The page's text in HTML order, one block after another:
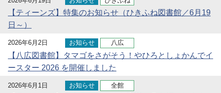
【ティーンズ】特集のお知らせ（ひきふね図書館／6月19
日～）
2026年6月2日 お知らせ 八広
【八広図書館】タマゴをさがそう！やひろとしょかんでイ
ースター 2026 を開催しました
2026年6月1日 お知らせ 全館